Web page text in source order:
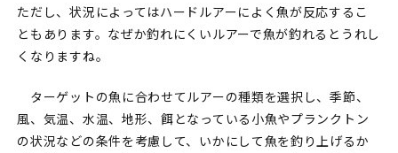
ただし、状況によってはハードルアーによく魚が反応するこ
ともあります。なぜか釣れにくいルアーで魚が釣れるとうれし
くなりますね。
ターゲットの魚に合わせてルアーの種類を選択し、季節、
風、気温、水温、地形、餌となっている小魚やプランクトン
の状況などの条件を考慮して、いかにして魚を釣り上げるか